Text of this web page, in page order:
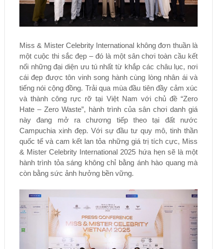
Miss & Mister Celebrity International không đơn thuần là
một cuộc thi sắc đẹp – đó là một sân chơi toàn cầu kết
nối những đại diện ưu tú nhất từ khắp các châu lục, nơi
cái đẹp được tôn vinh song hành cùng lòng nhân ái và
tiếng nói cộng đồng. Trải qua mùa đầu tiên đầy cảm xúc
và thành công rực rỡ tại Việt Nam với chủ đề “Zero
Hate – Zero Waste”, hành trình của sân chơi danh giá
này đang mở ra chương tiếp theo tại đất nước
Campuchia xinh đẹp. Với sự đầu tư quy mô, tinh thần
quốc tế và cam kết lan tỏa những giá trị tích cực, Miss
& Mister Celebrity International 2025 hứa hẹn sẽ là một
hành trình tỏa sáng không chỉ bằng ánh hào quang mà
còn bằng sức ảnh hưởng bền vững.